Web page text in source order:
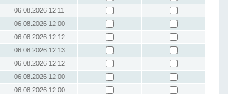
06.08.2026 12:11
06.08.2026 12:00
06.08.2026 12:12
06.08.2026 12:13
06.08.2026 12:12
06.08.2026 12:00
06.08.2026 12:00